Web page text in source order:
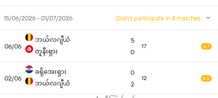
15/06/2026 - 01/07/2026 Didn't participate in 4 matches
06/06
ဘယ်လဂျီယံ
တူနီးရှား
5
0
17 6.7
02/06
ခရိုအေးရှား
ဘယ်လဂျီယံ
0
2
12 6.5